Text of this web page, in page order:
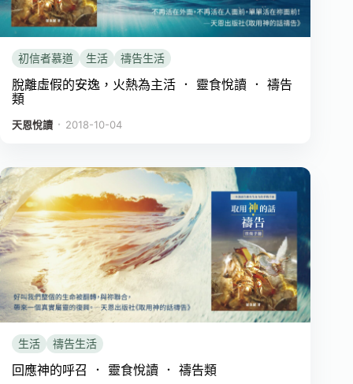
初信者慕道 生活 禱告生活
脫離虛假的安逸，火熱為主活 ． 靈食悅讀 ． 禱告
類
天恩悅讀 ． 2018-10-04
生活 禱告生活
回應神的呼召 ． 靈食悅讀 ． 禱告類